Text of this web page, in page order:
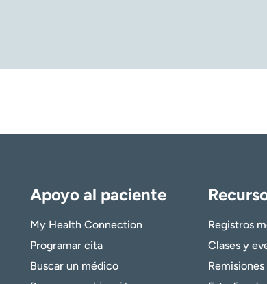
(NCBI): Biblioteca Nacional de Medicina.
Apoyo al paciente
My Health Connection
Programar cita
Buscar un médico
Registros
Clases y
Remisiones